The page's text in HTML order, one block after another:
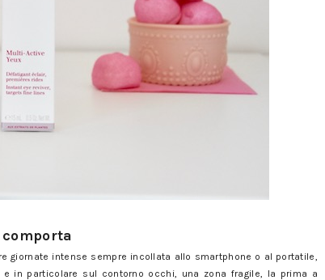
giornate intense sempre incollata allo smartphone o al portatile,
in particolare sul contorno occhi, una zona fragile, la prima a